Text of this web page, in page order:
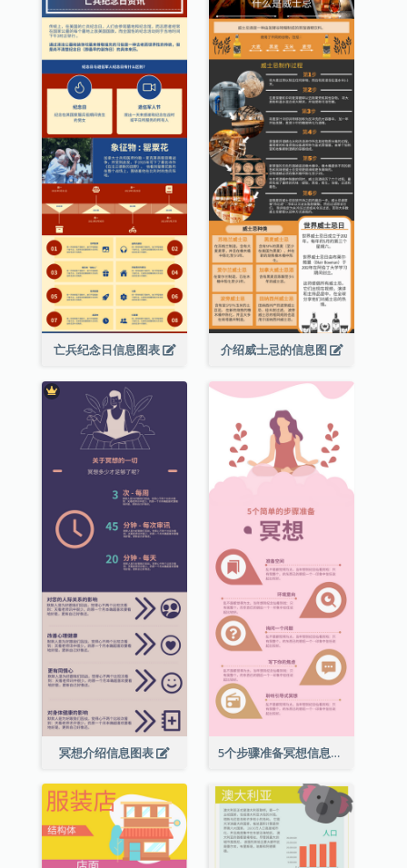
亡兵纪念日信息图表 介绍威士忌的信息图
冥想介绍信息图表 5个步骤准备冥想信息图表